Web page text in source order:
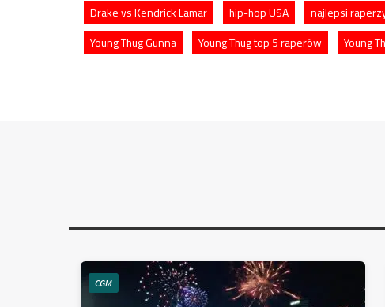
Drake vs Kendrick Lamar hip-hop USA najlepsi
Young Thug Gunna
Young Thug top 5 raperów Young
CGM